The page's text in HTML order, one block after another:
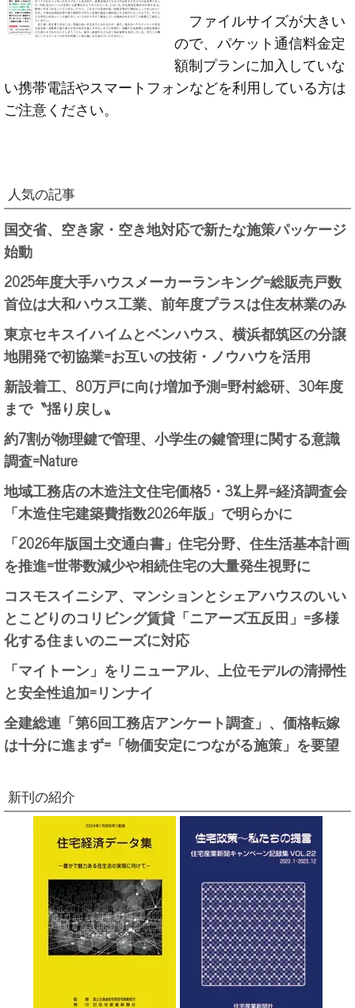
ファイルサイズが大きい
ので、パケット通信料金定
額制プランに加入していな
い携帯電話やスマートフォンなどを利用している方は
ご注意ください。
人気の記事
国交省、空き家・空き地対応で新たな施策パッケージ
始動
2025年度大手ハウスメーカーランキング=総販売戸数
首位は大和ハウス工業、前年度プラスは住友林業のみ
東京セキスイハイムとベンハウス、横浜都筑区の分譲
地開発で初協業=お互いの技術・ノウハウを活用
新設着工、80万戸に向け増加予測=野村総研、30年度
まで〝揺り戻し〟
約7割が物理鍵で管理、小学生の鍵管理に関する意識
調査=Nature
地域工務店の木造注文住宅価格5・3%上昇=経済調査会
「木造住宅建築費指数2026年版」で明らかに
「2026年版国土交通白書」住宅分野、住生活基本計画
を推進=世帯数減少や相続住宅の大量発生視野に
コスモスイニシア、マンションとシェアハウスのいい
とこどりのコリビング賃貸「ニアーズ五反田」=多様
化する住まいのニーズに対応
「マイトーン」をリニューアル、上位モデルの清掃性
と安全性追加=リンナイ
全建総連「第6回工務店アンケート調査」、価格転嫁
は十分に進まず=「物価安定につながる施策」を要望
新刊の紹介